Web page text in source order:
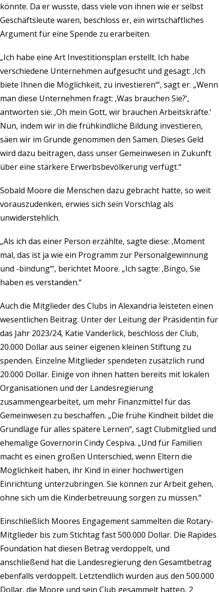
könnte. Da er wusste, dass viele von ihnen wie er selbst
Geschäftsleute waren, beschloss er, ein wirtschaftliches
Argument für eine Spende zu erarbeiten.
„Ich habe eine Art Investitionsplan erstellt. Ich habe
verschiedene Unternehmen aufgesucht und gesagt: ‚Ich
biete Ihnen die Möglichkeit, zu investieren‘“, sagt er. „Wenn
man diese Unternehmen fragt: ‚Was brauchen Sie?‘,
antworten sie: ‚Oh mein Gott, wir brauchen Arbeitskräfte.‘
Nun, indem wir in die frühkindliche Bildung investieren,
säen wir im Grunde genommen den Samen. Dieses Geld
wird dazu beitragen, dass unser Gemeinwesen in Zukunft
über eine stärkere Erwerbsbevölkerung verfügt.“
Sobald Moore die Menschen dazu gebracht hatte, so weit
vorauszudenken, erwies sich sein Vorschlag als
unwiderstehlich.
„Als ich das einer Person erzählte, sagte diese: ‚Moment
mal, das ist ja wie ein Programm zur Personalgewinnung
und -bindung‘“, berichtet Moore. „Ich sagte: ‚Bingo, Sie
haben es verstanden.“
Auch die Mitglieder des Clubs in Alexandria leisteten einen
wesentlichen Beitrag. Unter der Leitung der Präsidentin für
das Jahr 2023/24, Katie Vanderlick, beschloss der Club,
20.000 Dollar aus seiner eigenen kleinen Stiftung zu
spenden. Einzelne Mitglieder spendeten zusätzlich rund
20.000 Dollar. Einige von ihnen hatten bereits mit lokalen
Organisationen und der Landesregierung
zusammengearbeitet, um mehr Finanzmittel für das
Gemeinwesen zu beschaffen. „Die frühe Kindheit bildet die
Grundlage für alles spätere Lernen“, sagt Clubmitglied und
ehemalige Governorin Cindy Cespiva. „Und für Familien
macht es einen großen Unterschied, wenn Eltern die
Möglichkeit haben, ihr Kind in einer hochwertigen
Einrichtung unterzubringen. Sie können zur Arbeit gehen,
ohne sich um die Kinderbetreuung sorgen zu müssen.“
Einschließlich Moores Engagement sammelten die Rotary-
Mitglieder bis zum Stichtag fast 500.000 Dollar. Die Rapides
Foundation hat diesen Betrag verdoppelt, und
anschließend hat die Landesregierung den Gesamtbetrag
ebenfalls verdoppelt. Letztendlich wurden aus den 500.000
Dollar, die Moore und sein Club gesammelt hatten, 2